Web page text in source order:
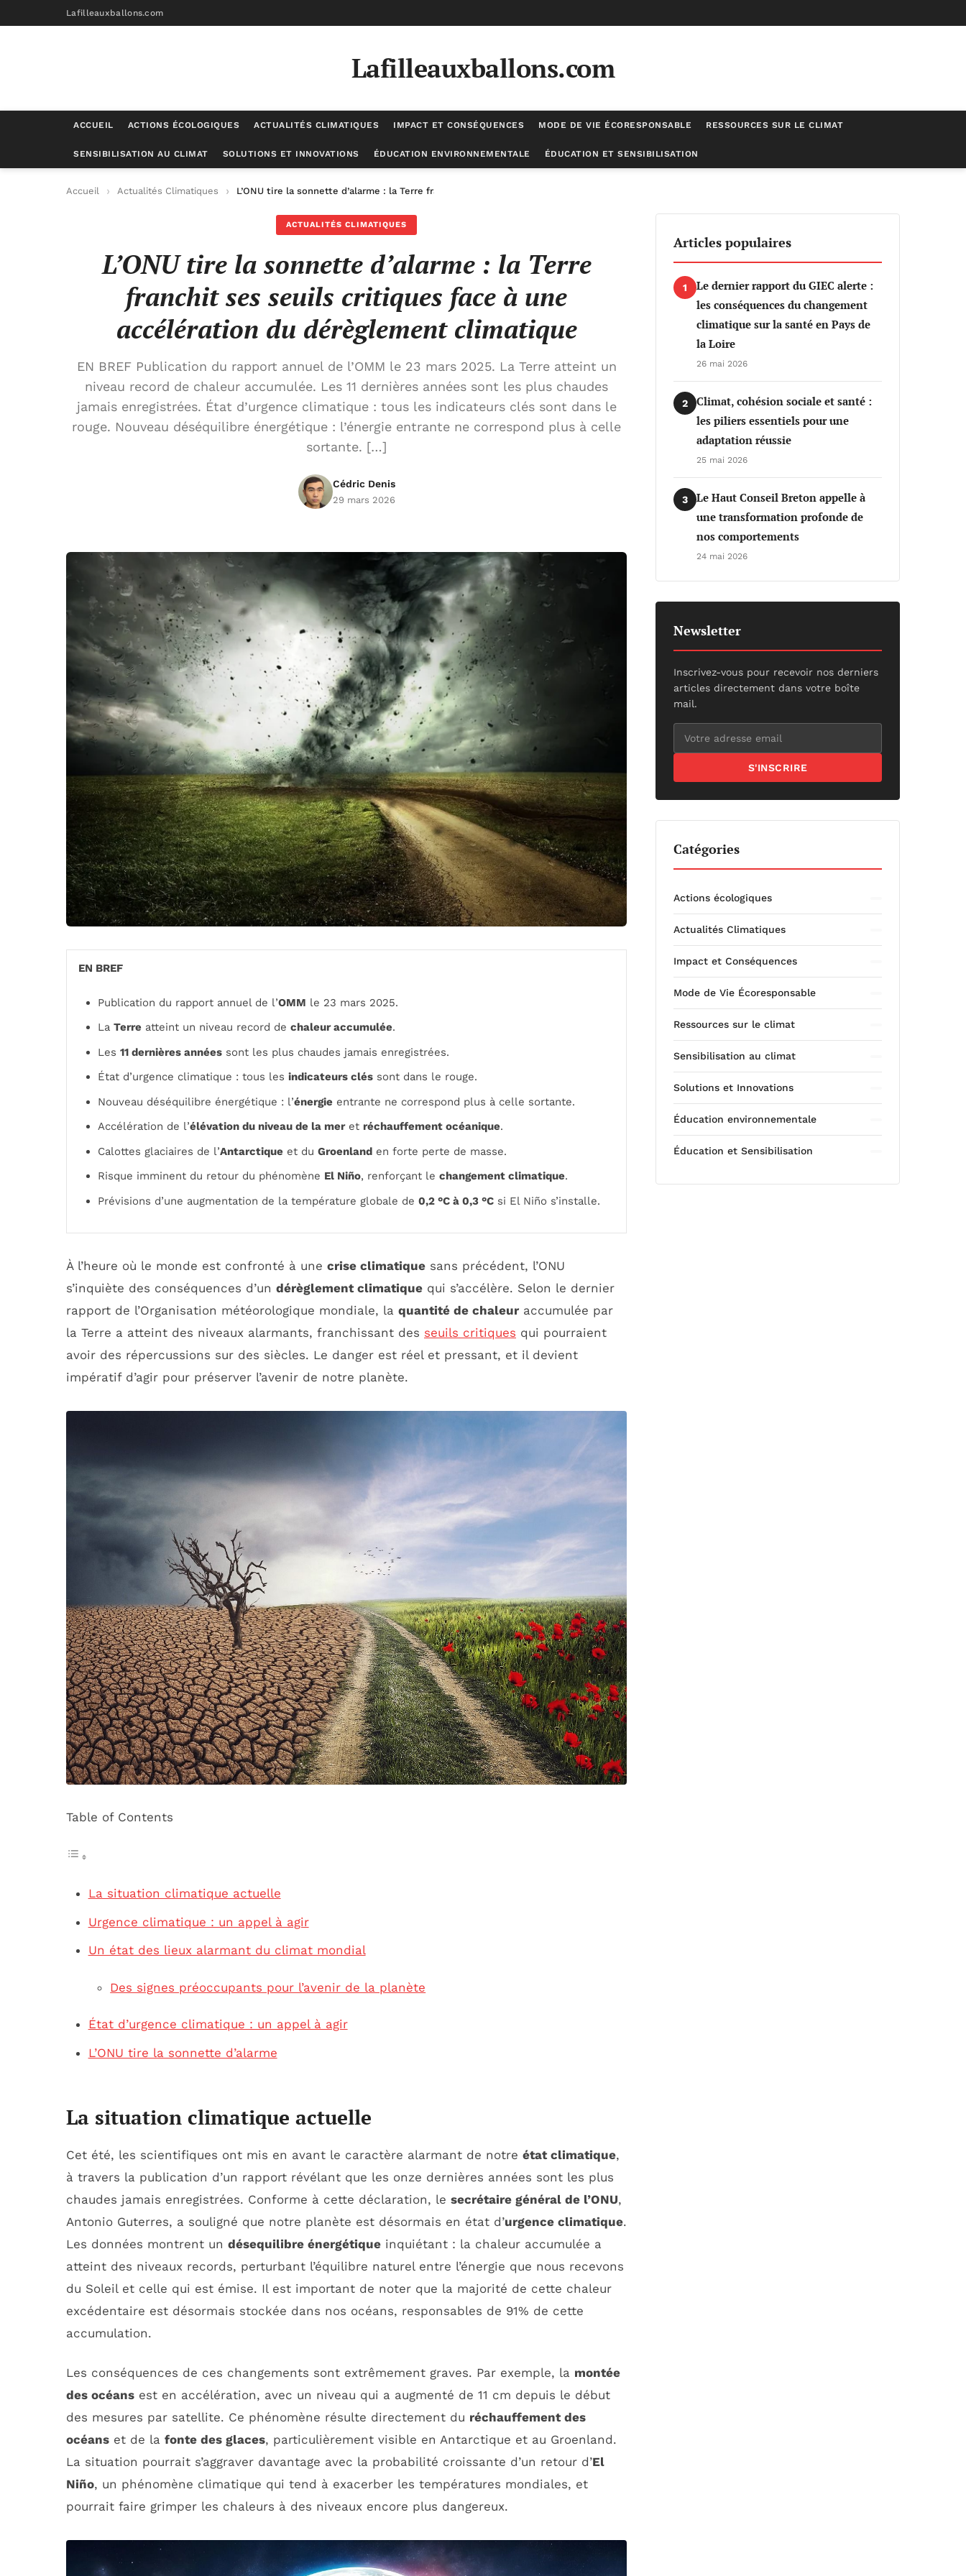
Lafilleauxballons.com
Lafilleauxballons.com
ACCUEIL ACTIONS ÉCOLOGIQUES ACTUALITÉS CLIMATIQUES IMPACT ET CONSÉQUENCES MODE DE VIE ÉCORESPONSABLE RESSOURCES SUR LE CLIMAT
SENSIBILISATION AU CLIMAT SOLUTIONS ET INNOVATIONS ÉDUCATION ENVIRONNEMENTALE ÉDUCATION ET SENSIBILISATION
Accueil Actualités Climatiques L’ONU tire la sonnette d’alarme : la Terre franchit ses seuils critiques face à une accélération du dérèglement climatique
ACTUALITÉS CLIMATIQUES
L’ONU tire la sonnette d’alarme : la Terre
franchit ses seuils critiques face à une
accélération du dérèglement climatique
EN BREF Publication du rapport annuel de l’OMM le 23 mars 2025. La Terre atteint un
niveau record de chaleur accumulée. Les 11 dernières années sont les plus chaudes
jamais enregistrées. État d’urgence climatique : tous les indicateurs clés sont dans le
rouge. Nouveau déséquilibre énergétique : l’énergie entrante ne correspond plus à celle
sortante. […]
Cédric Denis
29 mars 2026
EN BREF
Publication du rapport annuel de l’OMM le 23 mars 2025.
La Terre atteint un niveau record de chaleur accumulée.
Les 11 dernières années sont les plus chaudes jamais enregistrées.
État d’urgence climatique : tous les indicateurs clés sont dans le rouge.
Nouveau déséquilibre énergétique : l’énergie entrante ne correspond plus à celle sortante.
Accélération de l’élévation du niveau de la meret réchauffement océanique.
Calottes glaciaires de l’Antarctique et du Groenland en forte perte de masse.
Risque imminent du retour du phénomène El Niño, renforçant le changement climatique.
Prévisions d’une augmentation de la température globale de 0,2 °C à 0,3 °C si El Niño s’installe.
À l’heure où le monde est confronté à une crise climatique sans précédent, l’ONU
s’inquiète des conséquences d’un dérèglement climatique qui s’accélère. Selon le dernier
rapport de l’Organisation météorologique mondiale, la quantité de chaleur accumulée par
la Terre a atteint des niveaux alarmants, franchissant des seuils critiques qui pourraient
avoir des répercussions sur des siècles. Le danger est réel et pressant, et il devient
impératif d’agir pour préserver l’avenir de notre planète.
Table of Contents
La situation climatique actuelle
Urgence climatique : un appel à agir
Un état des lieux alarmant du climat mondial
Des signes préoccupants pour l’avenir de la planète
État d’urgence climatique : un appel à agir
L’ONU tire la sonnette d’alarme
La situation climatique actuelle
Cet été, les scientifiques ont mis en avant le caractère alarmant de notre état climatique,
à travers la publication d’un rapport révélant que les onze dernières années sont les plus
chaudes jamais enregistrées. Conforme à cette déclaration, le secrétaire général de l’ONU,
Antonio Guterres, a souligné que notre planète est désormais en état d’urgence climatique.
Les données montrent un désequilibre énergétique inquiétant : la chaleur accumulée a
atteint des niveaux records, perturbant l’équilibre naturel entre l’énergie que nous recevons
du Soleil et celle qui est émise. Il est important de noter que la majorité de cette chaleur
excédentaire est désormais stockée dans nos océans, responsables de 91% de cette
accumulation.
Les conséquences de ces changements sont extrêmement graves. Par exemple, la montée
des océans est en accélération, avec un niveau qui a augmenté de 11 cm depuis le début
des mesures par satellite. Ce phénomène résulte directement du réchauffement des
océans et de la fonte des glaces, particulièrement visible en Antarctique et au Groenland.
La situation pourrait s’aggraver davantage avec la probabilité croissante d’un retour d’El
Niño, un phénomène climatique qui tend à exacerber les températures mondiales, et
pourrait faire grimper les chaleurs à des niveaux encore plus dangereux.
Articles populaires
1
Le dernier rapport du GIEC alerte :
les conséquences du changement
climatique sur la santé en Pays de
la Loire
26 mai 2026
2
Climat, cohésion sociale et santé :
les piliers essentiels pour une
adaptation réussie
25 mai 2026
3
Le Haut Conseil Breton appelle à
une transformation profonde de
nos comportements
24 mai 2026
Newsletter
Inscrivez-vous pour recevoir nos derniers
articles directement dans votre boîte
mail.
S'INSCRIRE
Catégories
Actions écologiques
Actualités Climatiques
Impact et Conséquences
Mode de Vie Écoresponsable
Ressources sur le climat
Sensibilisation au climat
Solutions et Innovations
Éducation environnementale
Éducation et Sensibilisation